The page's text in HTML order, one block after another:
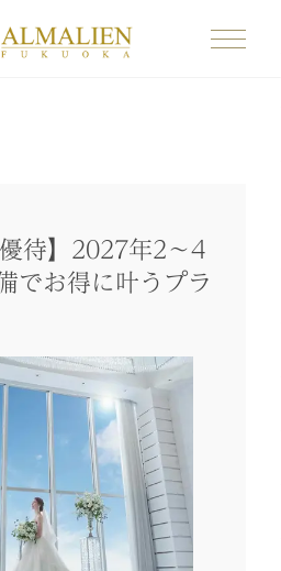
待】2027年2～4
でお得に叶うプラ